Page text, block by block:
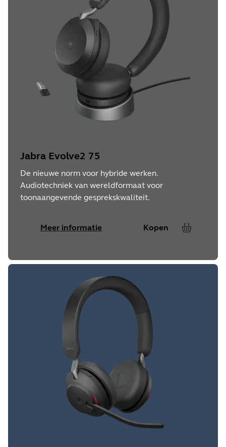
Jabra Evolve2 75
De nieuwe norm voor hybride werken.
Audiotechniek van wereldformaat voor
toonaangevende gesprekskwaliteit.
Meer informatie Kopen